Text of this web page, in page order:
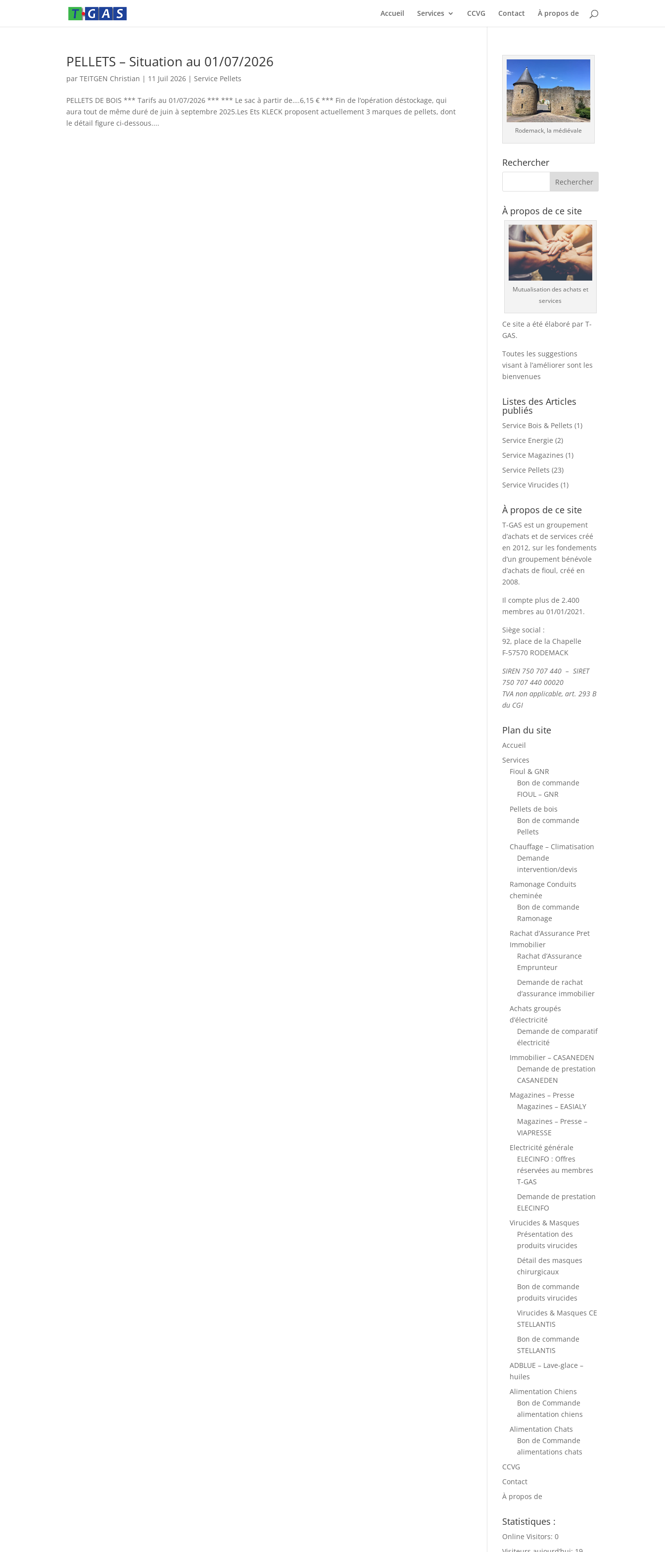
Accueil Services CCVG Contact À propos de
PELLETS – Situation au 01/07/2026
parTEITGEN Christian | 11 Juil 2026 |Service Pellets
PELLETS DE BOIS *** Tarifs au 01/07/2026 *** *** Le sac à partir de….6,15 € *** Fin de l’opération déstockage, qui
aura tout de même duré de juin à septembre 2025.Les Ets KLECK proposent actuellement 3 marques de pellets, dont
le détail figure ci-dessous....
Rodemack, la médiévale
Rechercher
À propos de ce site
Mutualisation des achats et
services
Ce site a été élaboré par T-
GAS.
Toutes les suggestions
visant à l’améliorer sont les
bienvenues
Listes des Articles
publiés
Service Bois & Pellets (1)
Service Energie (2)
Service Magazines (1)
Service Pellets (23)
Service Virucides (1)
À propos de ce site
T-GAS est un groupement
d’achats et de services créé
en 2012, sur les fondements
d’un groupement bénévole
d’achats de fioul, créé en
2008.
Il compte plus de 2.400
membres au 01/01/2021.
Siège social :
92, place de la Chapelle
F-57570 RODEMACK
SIREN 750 707 440 – SIRET
750 707 440 00020
TVA non applicable, art. 293 B
du CGI
Plan du site
Accueil
Services
Fioul & GNR
Bon de commande
FIOUL – GNR
Pellets de bois
Bon de commande
Pellets
Chauffage – Climatisation
Demande
intervention/devis
Ramonage Conduits
cheminée
Bon de commande
Ramonage
Rachat d’Assurance Pret
Immobilier
Rachat d’Assurance
Emprunteur
Demande de rachat
d’assurance immobilier
Achats groupés
d’électricité
Demande de comparatif
électricité
Immobilier – CASANEDEN
Demande de prestation
CASANEDEN
Magazines – Presse
Magazines – EASIALY
Magazines – Presse –
VIAPRESSE
Electricité générale
ELECINFO : Offres
réservées au membres
T-GAS
Demande de prestation
ELECINFO
Virucides & Masques
Présentation des
produits virucides
Détail des masques
chirurgicaux
Bon de commande
produits virucides
Virucides & Masques CE
STELLANTIS
Bon de commande
STELLANTIS
ADBLUE – Lave-glace –
huiles
Alimentation Chiens
Bon de Commande
alimentation chiens
Alimentation Chats
Bon de Commande
alimentations chats
CCVG
Contact
À propos de
Statistiques :
Online Visitors:0